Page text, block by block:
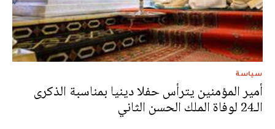
سياسة
أمير المؤمنين يترأس حفلا دينيا بمناسبة الذكرى
الـ24 لوفاة الملك الحسن الثاني